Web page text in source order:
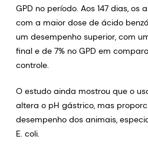
GPD no período. Aos 147 dias, os
com a maior dose de ácido
um desempenho superior, com
final e de 7% no GPD em
controle.
O estudo ainda mostrou que o
altera o pH gástrico, mas
desempenho dos animais,
E. coli.